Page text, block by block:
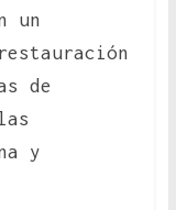
un
de
y